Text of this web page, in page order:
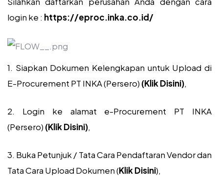
login ke : https://eproc.inka.co.id/
1. Siapkan Dokumen Kelengkapan untuk Upload di
E-Procurement PT INKA (Persero) (Klik Disini),
2. Login ke alamat e-Procurement PT INKA
(Persero) (Klik Disini),
3. Buka Petunjuk / Tata Cara Pendaftaran Vendor dan
Tata Cara Upload Dokumen (Klik Disini),